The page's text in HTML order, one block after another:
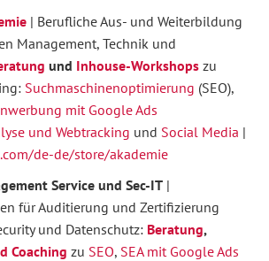
| Berufliche Aus- und Weiterbildung
Management, Technik und
und Inhouse-Workshops zu
Suchmaschinenoptimierung (SEO),
mit Google Ads
und Webtracking und Social Media |
de-de/store/akademie
Service und Sec-IT |
für Auditierung und Zertifizierung
und Datenschutz: Beratung,
Coaching zu SEO, SEA mit Google Ads